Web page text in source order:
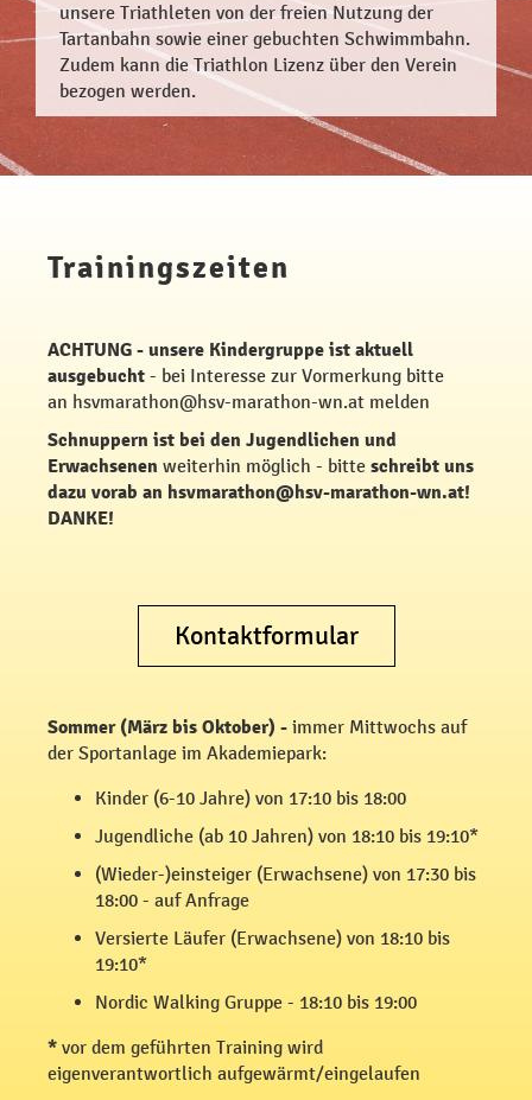
unsere Triathleten von der freien Nutzung der
Tartanbahn sowie einer gebuchten Schwimmbahn.
Zudem kann die Triathlon Lizenz über den Verein
bezogen werden.
Trainingszeiten
ACHTUNG - unsere Kindergruppe ist aktuell
ausgebucht - bei Interesse zur Vormerkung bitte
an hsvmarathon@hsv-marathon-wn.at melden
Schnuppern ist bei den Jugendlichen und
Erwachsenen weiterhin möglich - bitte schreibt uns
dazu vorab an hsvmarathon@hsv-marathon-wn.at!
DANKE!
Kontaktformular
Sommer (März bis Oktober) - immer Mittwochs auf
der Sportanlage im Akademiepark:
Kinder (6-10 Jahre) von 17:10 bis 18:00
Jugendliche (ab 10 Jahren) von 18:10 bis 19:10*
(Wieder-)einsteiger (Erwachsene) von 17:30 bis
18:00 - auf Anfrage
Versierte Läufer (Erwachsene) von 18:10 bis
19:10*
Nordic Walking Gruppe - 18:10 bis 19:00
* vor dem geführten Training wird
eigenverantwortlich aufgewärmt/eingelaufen